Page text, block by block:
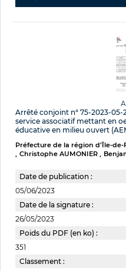
Arrêté conjoint n° 75-2023-
service associatif mettant en
éducative en milieu ouvert
Préfecture de la région d’Île-de-
Christophe AUMONIER
Date de publication :
05/06/2023
Date de la signature :
26/05/2023
Poids du PDF (en ko) :
351
Classement :